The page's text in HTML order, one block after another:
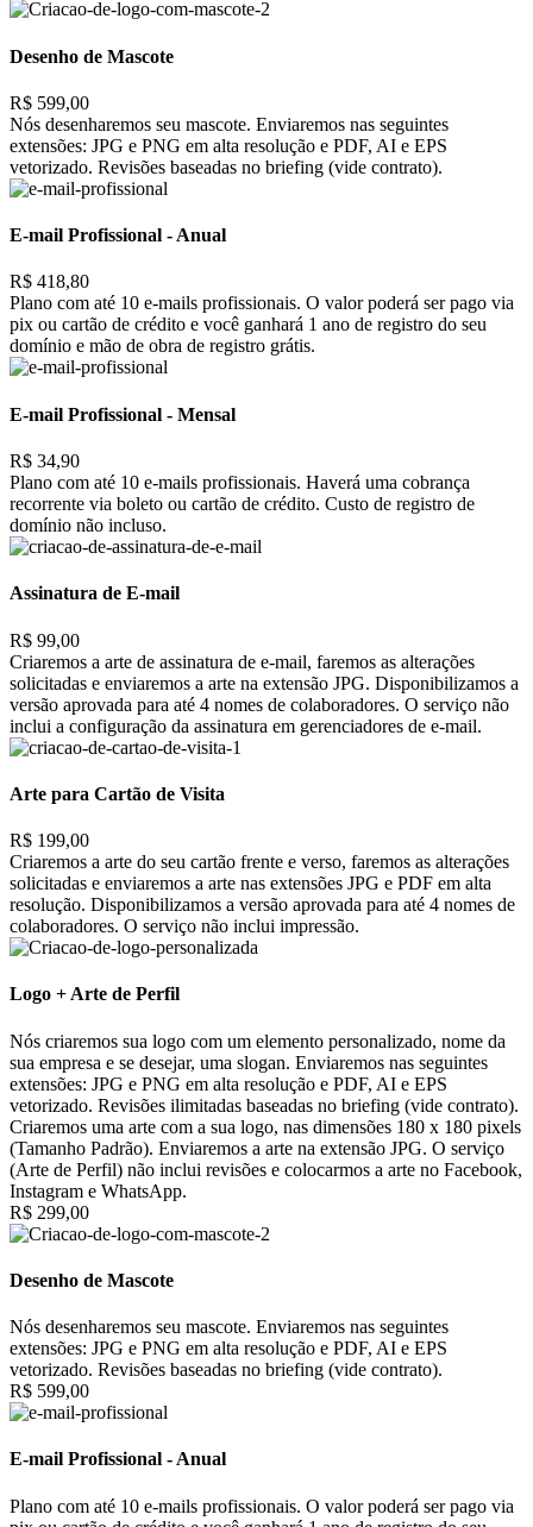
Desenho de Mascote
R$ 599,00
Nós desenharemos seu mascote. Enviaremos nas seguintes
extensões: JPG e PNG em alta resolução e PDF, AI e EPS
vetorizado. Revisões baseadas no briefing (vide contrato).
E-mail Profissional - Anual
R$ 418,80
Plano com até 10 e-mails profissionais. O valor poderá ser pago via
pix ou cartão de crédito e você ganhará 1 ano de registro do seu
domínio e mão de obra de registro grátis.
E-mail Profissional - Mensal
R$ 34,90
Plano com até 10 e-mails profissionais. Haverá uma cobrança
recorrente via boleto ou cartão de crédito. Custo de registro de
domínio não incluso.
Assinatura de E-mail
R$ 99,00
Criaremos a arte de assinatura de e-mail, faremos as alterações
solicitadas e enviaremos a arte na extensão JPG. Disponibilizamos a
versão aprovada para até 4 nomes de colaboradores. O serviço não
inclui a configuração da assinatura em gerenciadores de e-mail.
Arte para Cartão de Visita
R$ 199,00
Criaremos a arte do seu cartão frente e verso, faremos as alterações
solicitadas e enviaremos a arte nas extensões JPG e PDF em alta
resolução. Disponibilizamos a versão aprovada para até 4 nomes de
colaboradores. O serviço não inclui impressão.
Logo + Arte de Perfil
Nós criaremos sua logo com um elemento personalizado, nome da
sua empresa e se desejar, uma slogan. Enviaremos nas seguintes
extensões: JPG e PNG em alta resolução e PDF, AI e EPS
vetorizado. Revisões ilimitadas baseadas no briefing (vide contrato).
Criaremos uma arte com a sua logo, nas dimensões 180 x 180 pixels
(Tamanho Padrão). Enviaremos a arte na extensão JPG. O serviço
(Arte de Perfil) não inclui revisões e colocarmos a arte no Facebook,
Instagram e WhatsApp.
R$ 299,00
Desenho de Mascote
Nós desenharemos seu mascote. Enviaremos nas seguintes
extensões: JPG e PNG em alta resolução e PDF, AI e EPS
vetorizado. Revisões baseadas no briefing (vide contrato).
R$ 599,00
E-mail Profissional - Anual
Plano com até 10 e-mails profissionais. O valor poderá ser pago via